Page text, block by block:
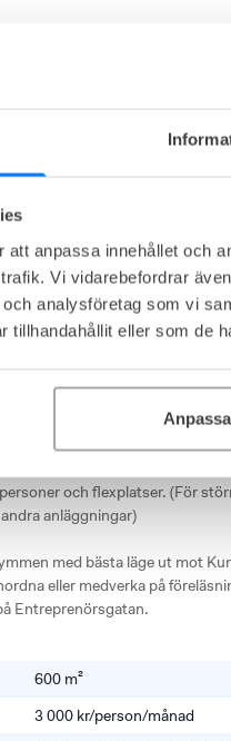
anpassa innehållet och
Vi vidarebefordrar
analysföretag som vi
tillhandahållit eller som de
Anpassa
Möblerad
Höj- och
Inom
på totalt 600 kvm
Anläggningen är ett
och flexplatser. (För
anläggningar)
med bästa läge ut mot
eller medverka på
Entreprenörsgatan.
600 m²
3 000 kr/person/månad